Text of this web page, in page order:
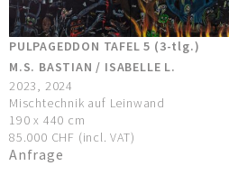
PULPAGEDDON TAFEL 5 (3-tlg.)
M.S. BASTIAN / ISABELLE L.
2023, 2024
Mischtechnik auf Leinwand
190 x 440 cm
85.000 CHF (incl. VAT)
Anfrage